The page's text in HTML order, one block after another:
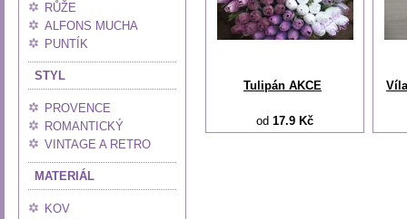
RŮŽE
ALFONS MUCHA
PUNTÍK
STYL
PROVENCE
ROMANTICKÝ
VINTAGE A RETRO
MATERIÁL
KOV
Tulipán AKCE
od 17.9 Kč